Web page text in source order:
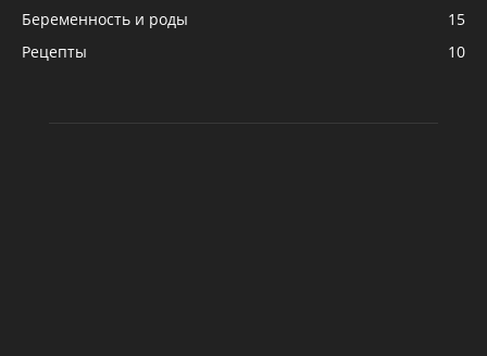
Беременность и роды
15
Рецепты
10